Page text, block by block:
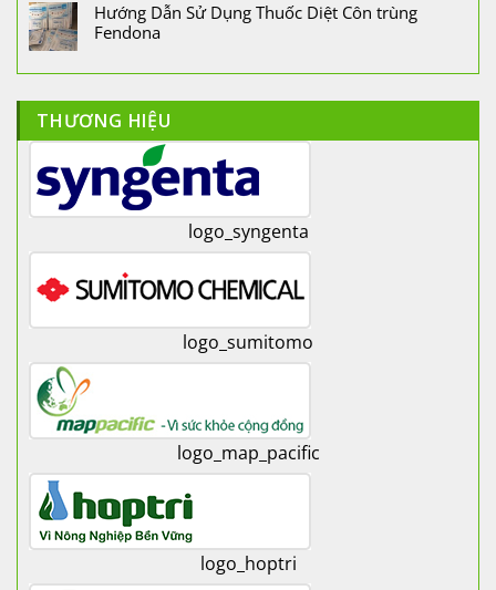
Hướng Dẫn Sử Dụng Thuốc Diệt Côn trùng
Fendona
THƯƠNG HIỆU
logo_syngenta
logo_sumitomo
logo_map_pacific
logo_hoptri